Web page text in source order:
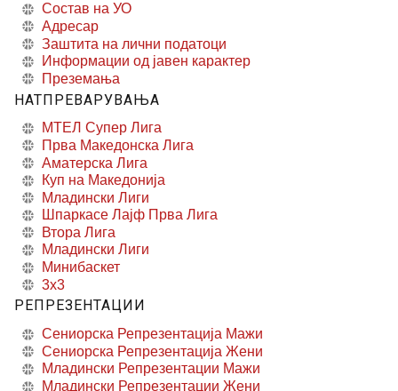
Состав на УО
Адресар
Заштита на лични податоци
Информации од јавен карактер
Преземања
НАТПРЕВАРУВАЊА
МТЕЛ Супер Лига
Прва Македонска Лига
Аматерска Лига
Куп на Македонија
Младински Лиги
Шпаркасе Лајф Прва Лига
Втора Лига
Младински Лиги
Минибаскет
3x3
РЕПРЕЗЕНТАЦИИ
Сениорска Репрезентација Мажи
Сениорска Репрезентација Жени
Младински Репрезентации Мажи
Младински Репрезентации Жени